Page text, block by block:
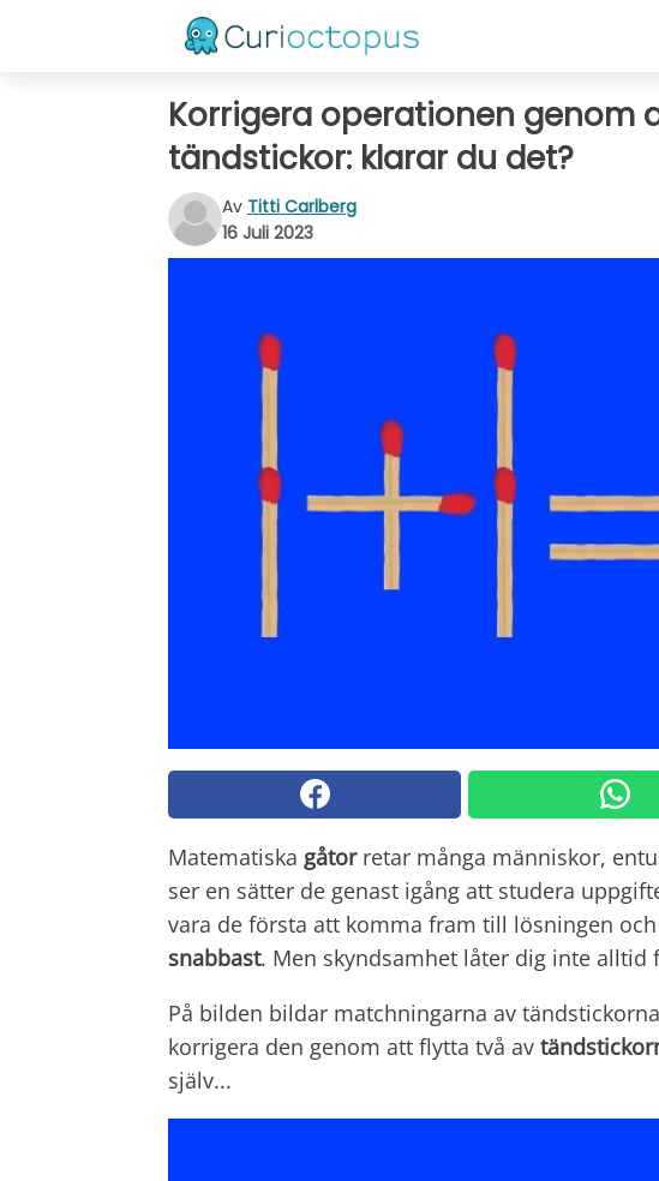
Korrigera operationen genom
tändstickor: klarar du det?
Av Titti Carlberg
16 Juli 2023
Matematiska gåtorretar många människor,
ser en sätter de genast igång att studera
vara de första att komma fram till lösningen
snabbast. Men skyndsamhet låter dig inte alltid
På bilden bildar matchningarna av
korrigera den genom att flytta två av
själv...